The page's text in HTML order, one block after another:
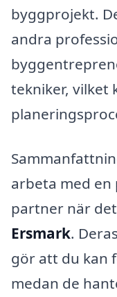
byggprojekt.
andra
tekniker, vilket
arbeta med
partner när
Ersmark.
gör att du kan
medan de